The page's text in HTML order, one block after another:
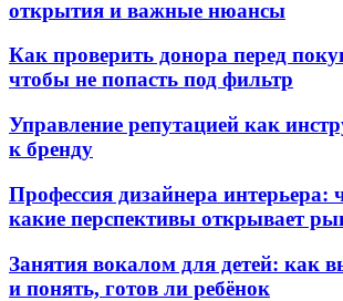
открытия и важные нюансы
Как проверить донора перед
чтобы не попасть под фильтр
Управление репутацией как
к бренду
Профессия дизайнера интерьера:
какие перспективы открывает
Занятия вокалом для детей: как
и понять, готов ли ребёнок